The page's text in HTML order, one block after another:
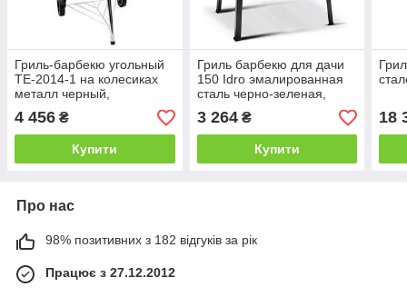
Гриль-барбекю угольный
TE-2014-1 на колесиках
металл черный,
54х55,5х94 см (Time Eco
TM)
4 456 ₴
Купити
Гриль барбекю для дачи
150 Idro эмалированная
сталь черно-зеленая,
68х40х83 см (Time Eco
TM)
3 264₴
Купити
18
Про нас
98% позитивних з 182 відгуків за рік
Працює з 27.12.2012